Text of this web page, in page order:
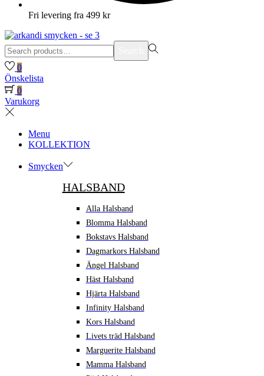
Fri levering fra 499 kr
Search
for:>
0
Önskelista
0
Varukorg
Menu
KOLLEKTION
Smycken
HALSBAND
Alla Halsband
Blomma Halsband
Bokstavs Halsband
Dagmarkors Halsband
Ängel Halsband
Häst Halsband
Hjärta Halsband
Infinity Halsband
Kors Halsband
Livets träd Halsband
Marguerite Halsband
Mamma Halsband